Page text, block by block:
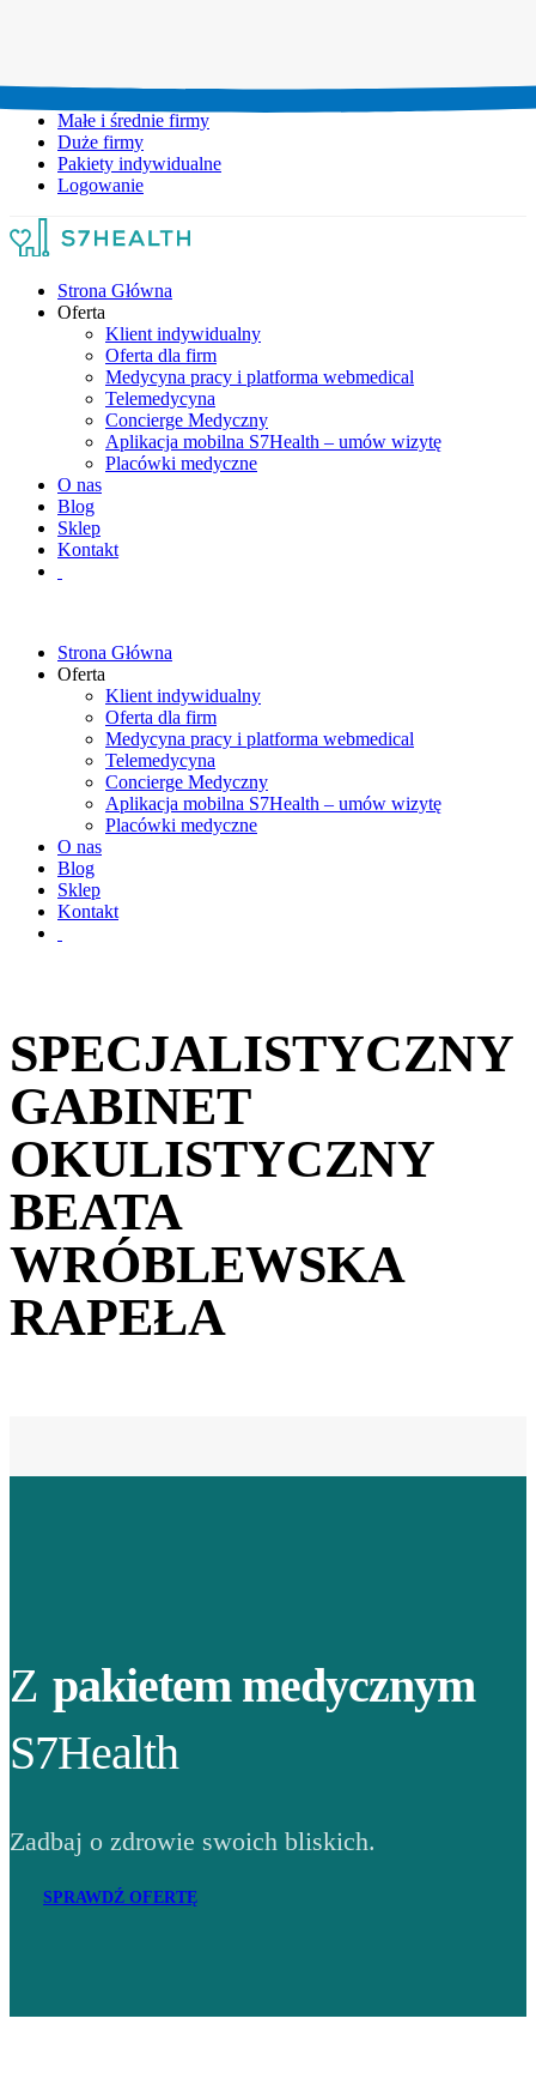
Małe i średnie firmy
Duże firmy
Pakiety indywidualne
Logowanie
Strona Główna
Oferta
Klient indywidualny
Oferta dla firm
Medycyna pracy i platforma webmedical
Telemedycyna
Concierge Medyczny
Aplikacja mobilna S7Health – umów wizytę
Placówki medyczne
O nas
Blog
Sklep
Kontakt
Strona Główna
Oferta
Klient indywidualny
Oferta dla firm
Medycyna pracy i platforma webmedical
Telemedycyna
Concierge Medyczny
Aplikacja mobilna S7Health – umów wizytę
Placówki medyczne
O nas
Blog
Sklep
Kontakt
SPECJALISTYCZNY
GABINET
OKULISTYCZNY
BEATA
WRÓBLEWSKA
RAPEŁA
Z pakietem medycznym
S7Health
Zadbaj o zdrowie swoich bliskich.
SPRAWDŹ OFERTĘ